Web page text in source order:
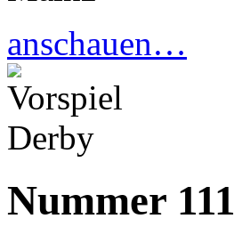
anschauen…
Nummer 111